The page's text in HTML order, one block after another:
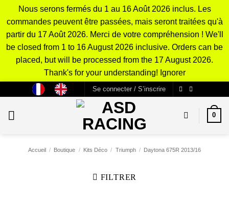
Nous serons fermés du 1 au 16 Août 2026 inclus. Les
commandes peuvent être passées, mais seront traitées qu'à
partir du 17 Août 2026. Merci de votre compréhension ! We'll
be closed from 1 to 16 August 2026 inclusive. Orders can be
placed, but will be processed from the 17 August 2026.
Thank's for your understanding! Ignorer
contenu
Se connecter / S’inscrire
0
Accueil / Boutique / Kits Déco / Triumph / Daytona 675R 2013/16
FILTRER